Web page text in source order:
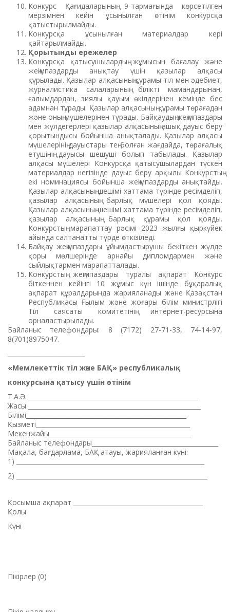
Конкурс Қағидаларының 9-тармағында көрсетілген
мерзімнен кейін ұсынылған өтінім конкурсқа
қатыстырылмайды.
Конкурсқа ұсынылған материалдар кері
қайтарылмайды.
Қорытынды ережелер
Конкурсқа қатысушылардың жұмысын бағалау және
жеңімпаздарды анықтау үшін қазылар алқасы
құрылады. Қазылар алқасының құрамы тіл мен әдебиет,
журналистика салаларының білікті мамандарынан,
ғалымдардан, зиялы қауым өкілдерінен кемінде бес
адамнан тұрады. Қазылар алқасының құрамы төрағадан
және оның мүшелерінен тұрады. Байқаудың жеңімпаздары
мен жүлдегерлері қазылар алқасының ашық дауыс беру
қорытындысы бойынша анықталады. Қазылар алқасы
мүшелерінің дауыстары тең болған жағдайда, төрағалық
етушінің дауысы шешуші болып табылады. Қазылар
алқасы мүшелері Конкурсқа қатысушылардан түскен
материалдар негізінде дауыс беру арқылы Конкурстың
екі номинациясы бойынша жеңімпаздарды анықтайды.
Қазылар алқасының шешімі хаттама түрінде ресімделіп,
қазылар алқасының барлық мүшелері қол қояды.
Қазылар алқасының шешімі хаттама түрінде ресімделіп,
қазылар алқасының барлық құрамы қол қояды.
Конкурстың марапаттау рәсімі 2023 жылғы қыркүйек
айында салтанатты түрде өткізіледі.
Байқау жеңімпаздары ұйымдастырушы бекіткен жүлде
қоры мөлшерінде арнайы дипломдармен және
сыйлықтармен марапатталады.
Конкурстың жеңімпаздары туралы ақпарат Конкурс
біткеннен кейінгі 10 жұмыс күн ішінде бұқаралық
ақпарат құралдарында жарияланады және Қазақстан
Республикасы Ғылым және жоғары білім министрлігі
Тіл саясаты комитетінің интернет-ресурсына
орналастырылады.
Байланыс телефондары: 8 (7172) 27-71-33, 74-14-97,
8(701)8975047.
«Мемлекеттік тіл және БАҚ» республикалық
конкурсына қатысу үшін өтінім
Т.А.Ә. _______________________________________________________
Жасы ________________________________________________________
Білімі____________________________________________________
Қызметі__________________________________________________
Мекенжайы______________________________________________
Байланыс телефондары_________________________________________
Мақала, бағдарлама, БАҚ атауы, жарияланған күні:
1) _____________________________________________________________
2) ______________________________________________________________
Қосымша ақпарат __________________________________________
Қолы
Күні
Пікірлер (0)